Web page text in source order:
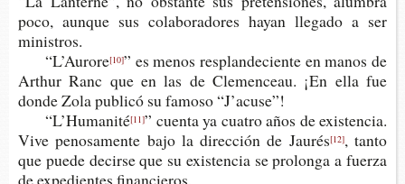
poco, aun­que sus cola­bo­ra­do­res hayan lle­ga­do a ser
ministros.
“L’Aurore[10]” es menos res­plan­de­cien­te en manos de
Art­hur Ranc que en las de Cle­men­ceau. ¡En ella fue
donde Zola publi­có su famo­so “J’acuse”!
“L’Humanité[11]” cuen­ta ya cua­tro años de exis­ten­cia.
Vive peno­sa­men­te bajo la direc­ción de Jaurés[12], tanto
que puede decir­se que su exis­ten­cia se pro­lon­ga a fuer­za
de expe­dien­tes financieros.